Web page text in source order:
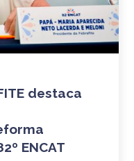
destaca
ENCAT